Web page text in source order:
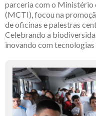
parceria com o Ministério
(MCTI), focou na
de oficinas e palestras
Celebrando a
inovando com tecnologias